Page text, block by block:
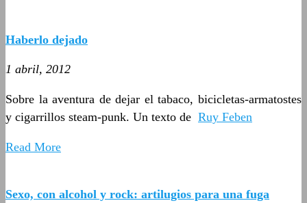
Haberlo dejado
1 abril, 2012
Sobre la aventura de dejar el tabaco, bicicletas-armatostes
y cigarrillos steam-punk. Un texto de Ruy Feben
Read More
Sexo, con alcohol y rock: artilugios para una fuga